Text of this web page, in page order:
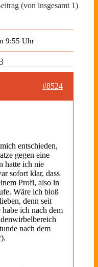
(von insgesamt 1)
9:55 Uhr
#8524
entschieden,
gegen eine
hatte ich nie
sofort klar, dass
Profi, also in
Wäre ich bloß
denn seit
ich nach dem
nach dem